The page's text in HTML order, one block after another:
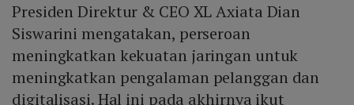
Presiden Direktur & CEO XL Axiata Dian
Siswarini mengatakan, perseroan
meningkatkan kekuatan jaringan untuk
meningkatkan pengalaman pelanggan dan
digitalisasi. Hal ini pada akhirnya ikut